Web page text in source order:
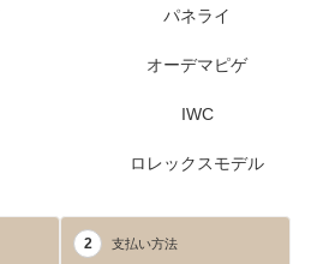
パネライ
オーデマピゲ
IWC
ロレックスモデル
2 支払い方法